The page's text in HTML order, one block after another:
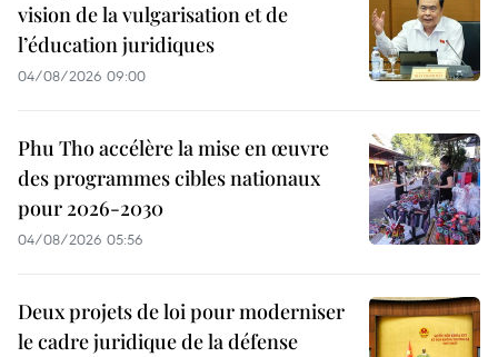
vision de la vulgarisation et de
l’éducation juridiques
04/08/2026 09:00
Phu Tho accélère la mise en œuvre
des programmes cibles nationaux
pour 2026-2030
04/08/2026 05:56
Deux projets de loi pour moderniser
le cadre juridique de la défense